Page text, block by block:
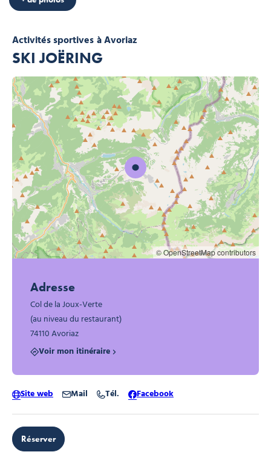
Activités sportivesà Avoriaz
SKI JOËRING
© OpenStreetMap contributors
Adresse
Col de la Joux-Verte
(au niveau du restaurant)
74110 Avoriaz
Voir mon itinéraire
Site web Mail Tél. Facebook
Réserver